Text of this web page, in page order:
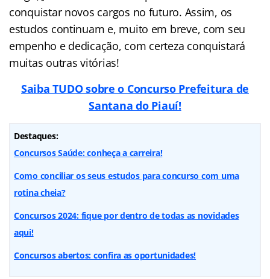
conquistar novos cargos no futuro. Assim, os
estudos continuam e, muito em breve, com seu
empenho e dedicação, com certeza conquistará
muitas outras vitórias!
Saiba TUDO sobre o Concurso Prefeitura de
Santana do Piauí!
Destaques:
Concursos Saúde: conheça a carreira!
Como conciliar os seus estudos para concurso com uma
rotina cheia?
Concursos 2024: fique por dentro de todas as novidades
aqui!
Concursos abertos: confira as oportunidades!